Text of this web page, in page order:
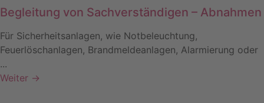
Begleitung von Sachverständigen – Abnahmen
Für Sicherheitsanlagen, wie Notbeleuchtung,
Feuerlöschanlagen, Brandmeldeanlagen, Alarmierung oder
...
Weiter →